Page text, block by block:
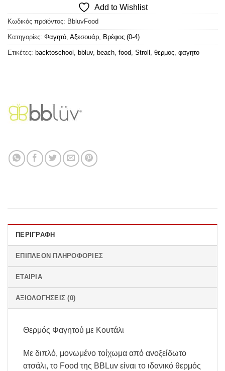
Add to Wishlist
Κωδικός προϊόντος: BbluvFood
Κατηγορίες: Φαγητό, Αξεσουάρ, Βρέφος (0-4)
Ετικέτες: backtoschool , bbluv, beach, food, Stroll , θερμος, φαγητο
ΠΕΡΙΓΡΑΦΉ
ΕΠΙΠΛΈΟΝ ΠΛΗΡΟΦΟΡΊΕΣ
ΕΤΑΙΡΊΑ
ΑΞΙΟΛΟΓΉΣΕΙΣ (0)
Θερμός Φαγητού με Κουτάλι
Με διπλό, μονωμένο τοίχωμα από ανοξείδωτο
ατσάλι, το Food της BBLuv είναι το ιδανικό θερμός